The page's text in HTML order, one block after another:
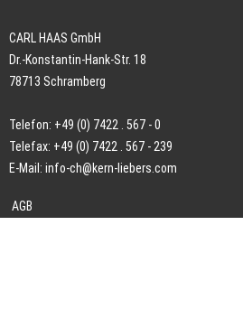
CARL HAAS GmbH
Dr.-Konstantin-Hank-Str. 18
78713 Schramberg
Telefon: +49 (0) 7422 . 567 - 0
Telefax: +49 (0) 7422 . 567 - 239
E-Mail: info-ch@kern-liebers.com
AGB